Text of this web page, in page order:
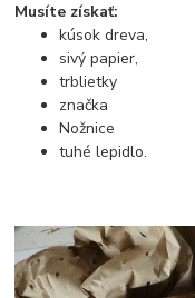
Musíte získať:
kúsok dreva,
sivý papier,
trblietky
značka
Nožnice
tuhé lepidlo.